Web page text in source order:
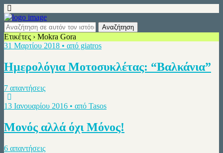
Ετικέτες › Mokra Gora
31 Μαρτίου 2018 • από giatros
Ημερολόγια Μοτοσυκλέτας: “Βαλκάνια”
7 απαντήσεις
13 Ιανουαρίου 2016 • από Tasos
Μονός αλλά όχι Μόνος!
6 απαντήσεις